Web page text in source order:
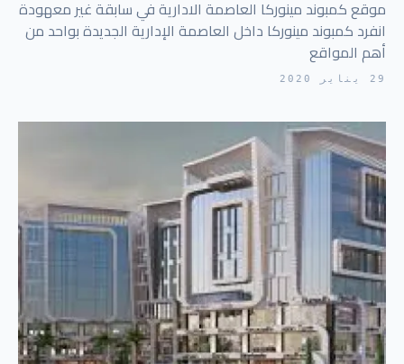
موقع كمبوند مينوركا العاصمة الادارية في سابقة غير معهودة
انفرد كمبوند مينوركا داخل العاصمة الإدارية الجديدة بواحد من
أهم المواقع
29 يناير 2020